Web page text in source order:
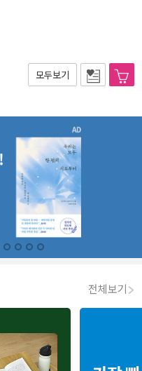
모두보기
전체보기